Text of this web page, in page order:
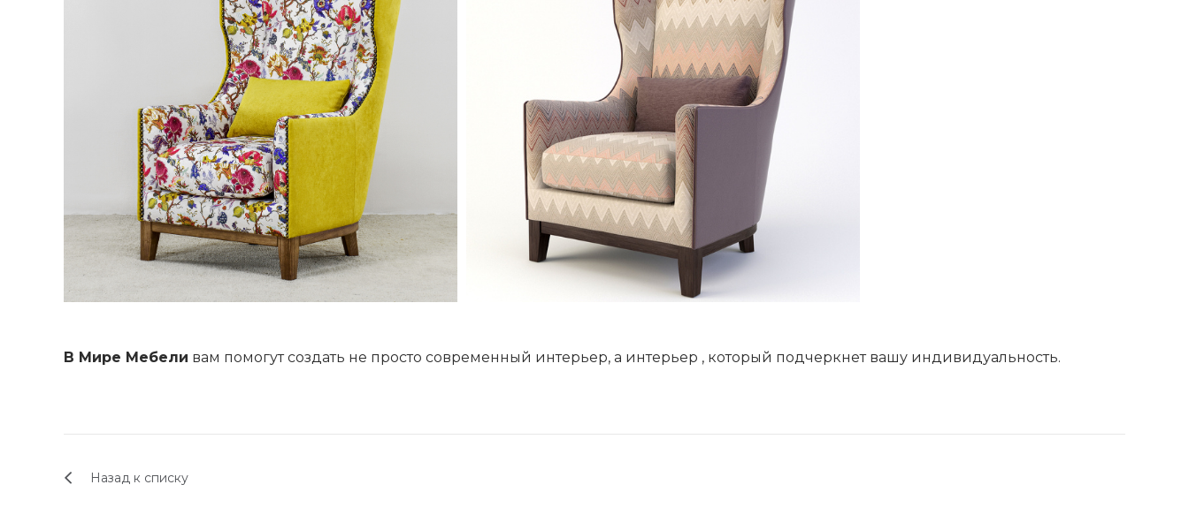
В Мире Мебели вам помогут создать не просто современный интерьер, а интерьер , который подчеркнет вашу индивидуальность.
Назад к списку